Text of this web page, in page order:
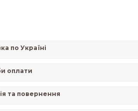
по Україні
оплати
та повернення